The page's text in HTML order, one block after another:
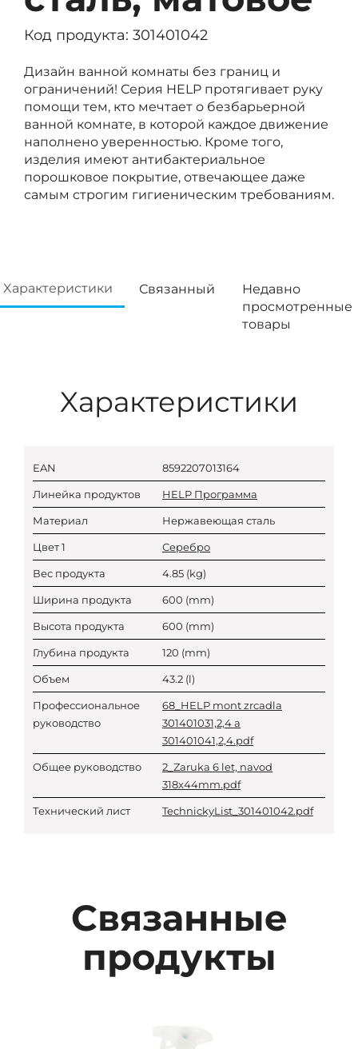
Код продукта: 301401042
Дизайн ванной комнаты без границ и
ограничений! Серия HELP протягивает руку
помощи тем, кто мечтает о безбарьерной
ванной комнате, в которой каждое движение
наполнено уверенностью. Кроме того,
изделия имеют антибактериальное
порошковое покрытие, отвечающее даже
самым строгим гигиеническим требованиям.
Xарактеристики Связанный
Недавно
просмотренные
товары
Xарактеристики
EAN 8592207013164
Линейка продуктов HELP Программа
Материал Нержавеющая сталь
Цвет 1 Серебро
Вес продукта 4.85 (kg)
Ширина продукта 600 (mm)
Высота продукта 600 (mm)
Глубина продукта 120 (mm)
Объем 43.2 (l)
Профессиональное
руководство
68_HELP mont zrcadla
301401031,2,4 a
301401041,2,4.pdf
Общее руководство
2_Zaruka 6 let, navod
318x44mm.pdf
Технический лист TechnickyList_301401042.pdf
Связанные
продукты